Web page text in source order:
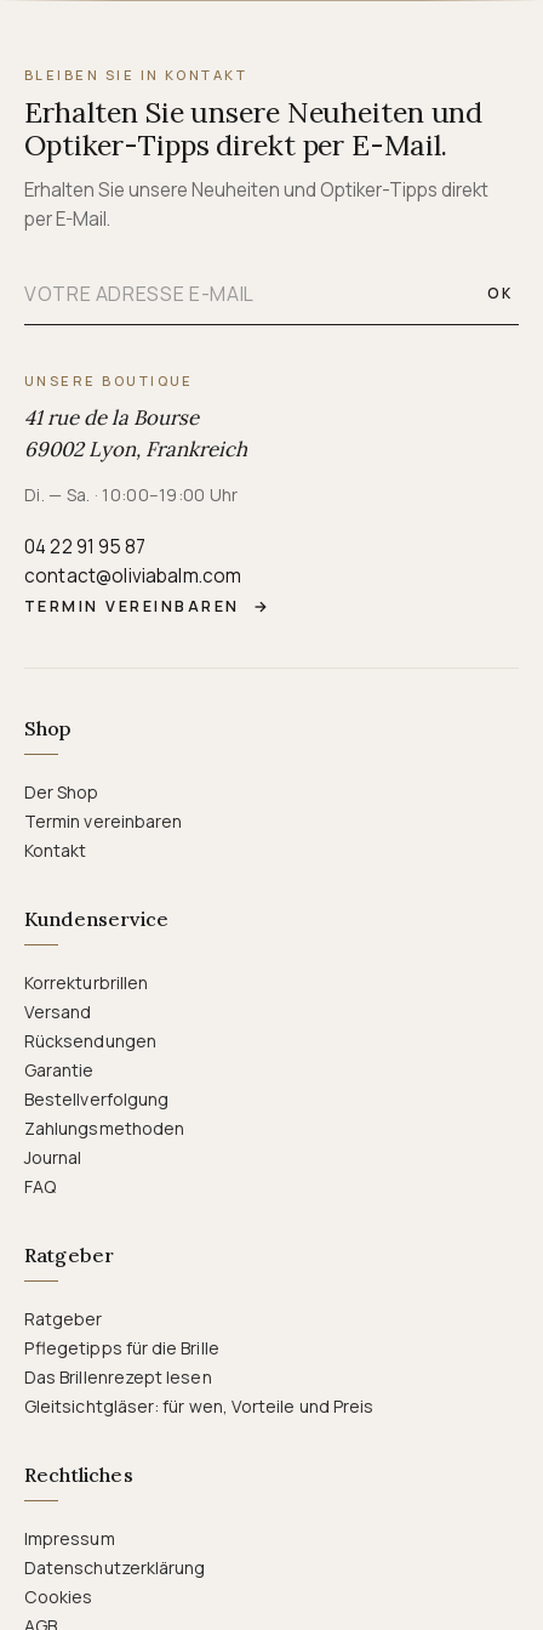
BLEIBEN SIE IN KONTAKT
Erhalten Sie unsere Neuheiten und
Optiker-Tipps direkt per E-Mail.
Erhalten Sie unsere Neuheiten und Optiker-Tipps direkt
per E-Mail.
OK
UNSERE BOUTIQUE
41 rue de la Bourse
69002 Lyon, Frankreich
Di. — Sa. · 10:00–19:00 Uhr
04 22 91 95 87
contact@oliviabalm.com
TERMIN VEREINBAREN →
Shop
Der Shop
Termin vereinbaren
Kontakt
Kundenservice
Korrekturbrillen
Versand
Rücksendungen
Garantie
Bestellverfolgung
Zahlungsmethoden
Journal
FAQ
Ratgeber
Ratgeber
Pflegetipps für die Brille
Das Brillenrezept lesen
Gleitsichtgläser: für wen, Vorteile und Preis
Rechtliches
Impressum
Datenschutzerklärung
Cookies
AGB